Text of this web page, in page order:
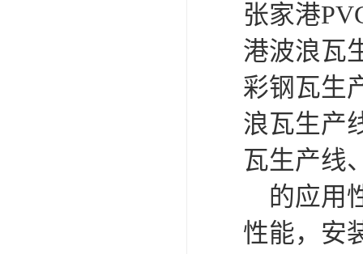
张家港
港波浪瓦
彩钢瓦生
浪瓦生产
瓦生产线
的应用
性能，安